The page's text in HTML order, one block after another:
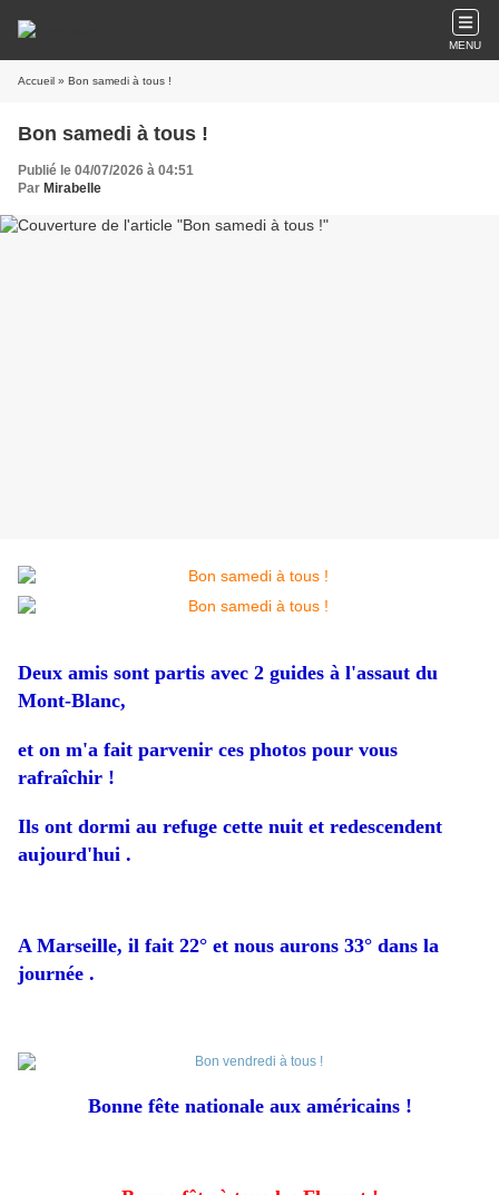
MENU
Accueil » Bon samedi à tous !
Bon samedi à tous !
Publié le 04/07/2026 à 04:51
Par Mirabelle
Deux amis sont partis avec 2 guides à l'assaut du
Mont-Blanc,
et on m'a fait parvenir ces photos pour vous
rafraîchir !
Ils ont dormi au refuge cette nuit et redescendent
aujourd'hui .
A Marseille, il fait 22° et nous aurons 33° dans la
journée .
Bonne fête nationale aux américains !